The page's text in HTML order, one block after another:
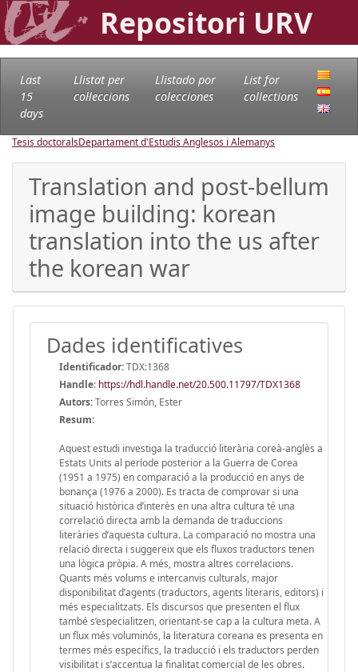
Repositori URV
Last
15
days
Llistat per
col·leccions
Llistado por
colecciones
List for
collections
Tesis doctoralsDepartament d'Estudis Anglesos i Alemanys
Translation and post-bellum
image building: korean
translation into the us after
the korean war
Dades identificatives
Identificador:TDX:1368
Handle: https://hdl.handle.net/20.500.11797/TDX1368
Autors:Torres Simón, Ester
Resum:
Aquest estudi investiga la traducció literària coreà-anglès a
Estats Units al període posterior a la Guerra de Corea
(1951 a 1975) en comparació a la producció en anys de
bonança (1976 a 2000). Es tracta de comprovar si una
situació històrica d’interès en una altra cultura té una
correlació directa amb la demanda de traduccions
literàries d’aquesta cultura. La comparació no mostra una
relació directa i suggereix que els fluxos traductors tenen
una lògica pròpia. A més, mostra altres correlacions.
Quants més volums e intercanvis culturals, major
disponibilitat d’agents (traductors, agents literaris, editors) i
més especialitzats. Els discursos que presenten el flux
també s’especialitzen, orientant-se cap a la cultura meta. A
un flux més voluminós, la literatura coreana es presenta en
termes més específics, la traducció i els traductors perden
visibilitat i s’accentua la finalitat comercial de les obres.